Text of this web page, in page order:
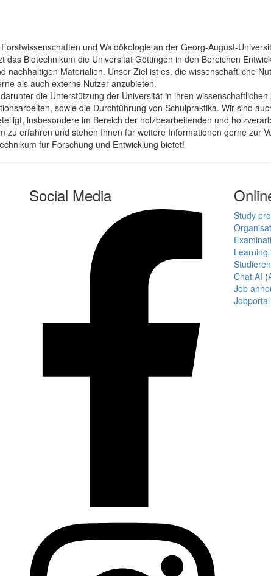
und Waldökologie an der Georg-August-
Biotechnikum die Universität Göttingen in den Bereichen
nachhaltigen Materialien. Unser Ziel ist es, die wissenschaftliche
als auch externe Nutzer anzubieten.
die Unterstützung der Universität in ihren
sowie die Durchführung von Schulpraktika. Wir sind
insbesondere im Bereich der holzbearbeitenden und
zu erfahren und stehen Ihnen für weitere Informationen gerne zur
für Forschung und Entwicklung bietet!
Social Media
Study
Learning
Chat AI (
Job